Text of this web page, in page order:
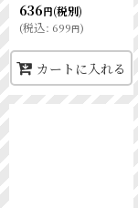
636円(税別)
(税込: 699円)
カートに入れる